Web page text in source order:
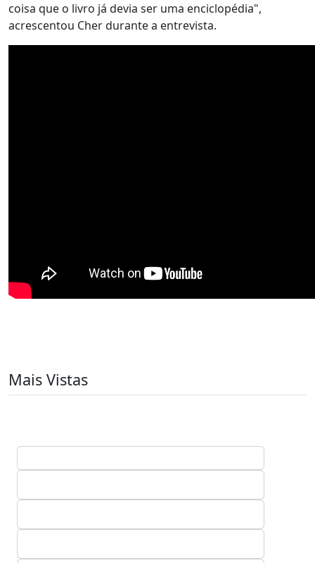
coisa que o livro já devia ser uma enciclopédia",
acrescentou Cher durante a entrevista.
Mais Vistas